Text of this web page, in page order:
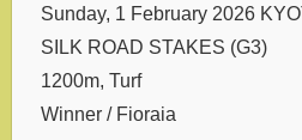
Sunday, 1 February 2026
SILK ROAD STAKES (G3)
1200m, Turf
Winner / Fioraia